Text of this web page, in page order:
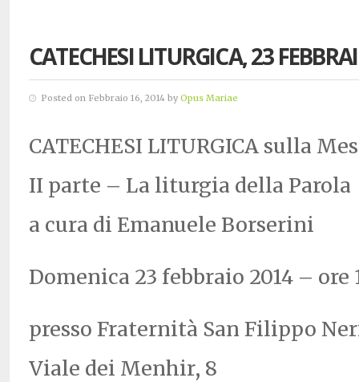
CATECHESI LITURGICA, 23
Posted on Febbraio 16, 2014 by Opus Mariae
CATECHESI LITURGICA sulla
II parte – La liturgia della Parola
a cura di Emanuele Borserini
Domenica 23 febbraio 2014 – ore
presso Fraternità San Filippo
Viale dei Menhir, 8